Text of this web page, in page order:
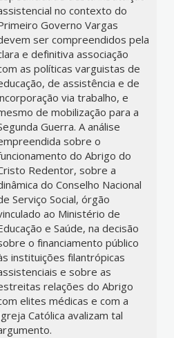
no contexto do
Governo Vargas
ser compreendidos pela
e definitiva associação
as políticas varguistas de
de assistência e de
via trabalho, e
de mobilização para a
Guerra. A análise
sobre o
do Abrigo do
Redentor, sobre a
do Conselho Nacional
Serviço Social, órgão
ao Ministério de
e Saúde, na decisão
o financiamento público
instituições filantrópicas
e sobre as
relações do Abrigo
elites médicas e com a
Católica avalizam tal